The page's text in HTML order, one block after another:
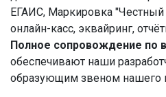
ЕГАИС, Маркировка "Честный
онлайн-касс, эквайринг,
Полное сопровождение по
обеспечивают наши
образующим звеном нашего